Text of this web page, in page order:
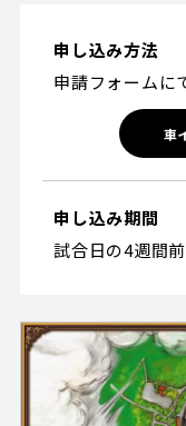
申し込み方法
申請フォームに
車
申し込み期間
試合日の4週間